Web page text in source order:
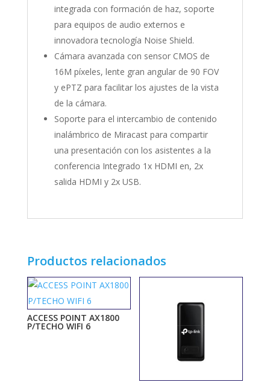
integrada con formación de haz, soporte
para equipos de audio externos e
innovadora tecnología Noise Shield.
Cámara avanzada con sensor CMOS de
16M píxeles, lente gran angular de 90 FOV
y ePTZ para facilitar los ajustes de la vista
de la cámara.
Soporte para el intercambio de contenido
inalámbrico de Miracast para compartir
una presentación con los asistentes a la
conferencia Integrado 1x HDMI en, 2x
salida HDMI y 2x USB.
Productos relacionados
ACCESS POINT AX1800
P/TECHO WIFI 6